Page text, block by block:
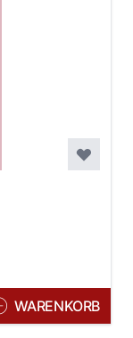
WARENKORB